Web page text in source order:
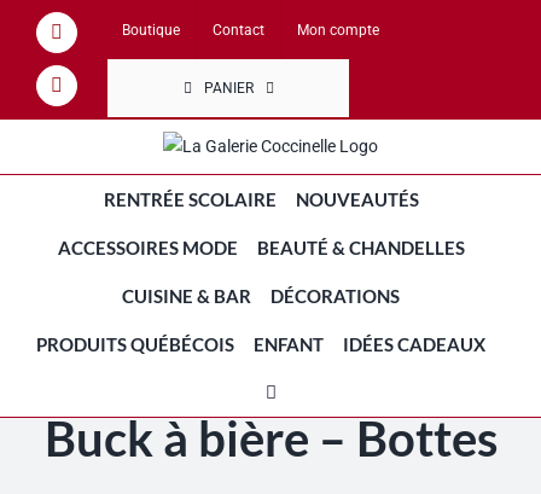
Passer
contenu
Facebook
Instagram
Boutique Contact Mon compte
PANIER
RENTRÉE SCOLAIRE NOUVEAUTÉS
ACCESSOIRES MODE BEAUTÉ & CHANDELLES
CUISINE & BAR DÉCORATIONS
PRODUITS QUÉBÉCOIS ENFANT IDÉES CADEAUX
Buck à bière – Bottes